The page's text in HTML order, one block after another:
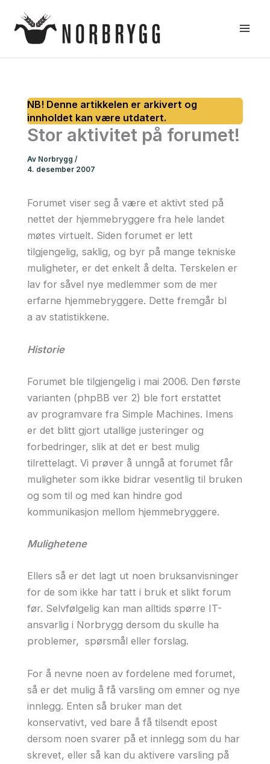
rett
Stor aktivitet på forumet!
Av Norbrygg /
4. desember 2007
Forumet viser seg å være et aktivt sted på
nettet der hjemmebryggere fra hele landet
møtes virtuelt. Siden forumet er lett
tilgjengelig, saklig, og byr på mange tekniske
muligheter, er det enkelt å delta. Terskelen er
lav for såvel nye medlemmer som de mer
erfarne hjemmebryggere. Dette fremgår bl
a av statistikkene.
Historie
Forumet ble tilgjengelig i mai 2006. Den første
varianten (phpBB ver 2) ble fort erstattet
av programvare fra Simple Machines. Imens
er det blitt gjort utallige justeringer og
forbedringer, slik at det er best mulig
tilrettelagt. Vi prøver å unngå at forumet får
muligheter som ikke bidrar vesentlig til bruken
og som til og med kan hindre god
kommunikasjon mellom hjemmebryggere.
Mulighetene
Ellers så er det lagt ut noen bruksanvisninger
for de som ikke har tatt i bruk et slikt forum
før. Selvfølgelig kan man alltids spørre IT-
ansvarlig i Norbrygg dersom du skulle ha
problemer, spørsmål eller forslag.
For å nevne noen av fordelene med forumet,
så er det mulig å få varsling om emner og nye
innlegg. Enten så bruker man det
konservativt, ved bare å få tilsendt epost
dersom noen svarer på et innlegg som du har
skrevet, eller så kan du aktivere varsling på